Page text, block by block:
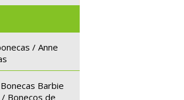
/ Anne
Barbie
Bonecos de